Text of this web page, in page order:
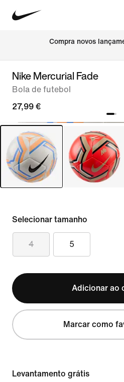
Compra novos
Nike Mercurial Fade
Bola de futebol
27,99 €
Selecionar tamanho
4 5
Adicionar ao
Marcar como
Levantamento grátis